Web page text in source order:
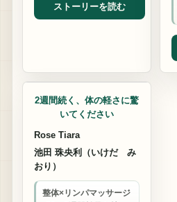
り越えた経験から生ま
れた、 エネ…
ストーリーを読む
整体・マッサージ
2週間続く、体の軽さに驚
いてください
Rose Tiara
池田 珠央利（いけだ み
おり）
整体×リンパマッサージ